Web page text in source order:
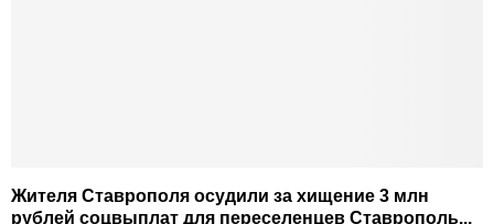
Жителя Ставрополя осудили за хищение 3 млн
рублей соцвыплат для переселенцев Ставрополь...